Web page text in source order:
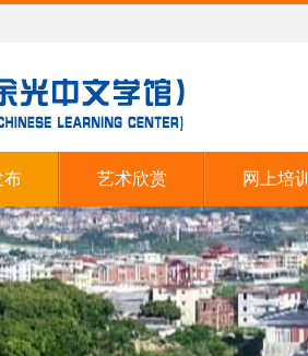
布 艺术欣赏 网上培训